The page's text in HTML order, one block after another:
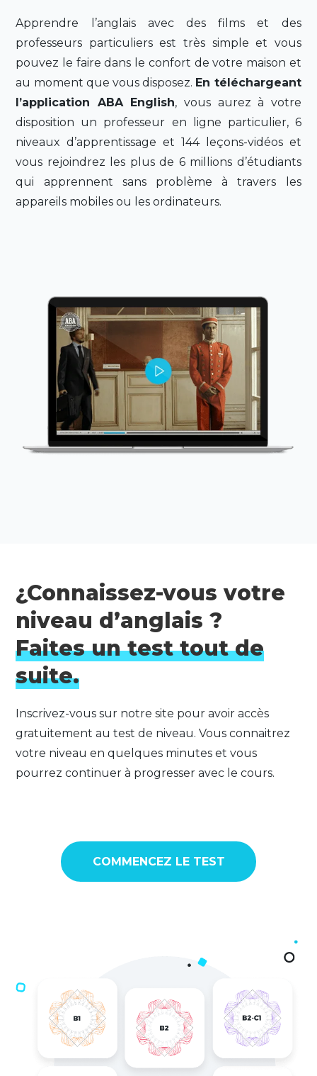
Apprendre l’anglais avec des films et des
professeurs particuliers est très simple et vous
pouvez le faire dans le confort de votre maison et
au moment que vous disposez. En téléchargeant
l’application ABA English, vous aurez à votre
disposition un professeur en ligne particulier, 6
niveaux d’apprentissage et 144 leçons-vidéos et
vous rejoindrez les plus de 6 millions d’étudiants
qui apprennent sans problème à travers les
appareils mobiles ou les ordinateurs.
¿Connaissez-vous votre
niveau d’anglais ?
Faites un test tout de
suite.
Inscrivez-vous sur notre site pour avoir accès
gratuitement au test de niveau. Vous connaitrez
votre niveau en quelques minutes et vous
pourrez continuer à progresser avec le cours.
COMMENCEZ LE TEST